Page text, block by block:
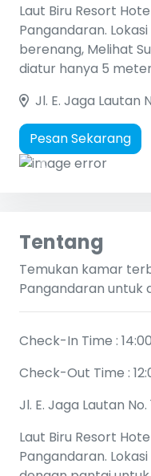
Laut Biru Resort
Pangandaran.
berenang, Melihat
diatur hanya 5
Jl. E. Jaga Lautan
Pesan Sekarang
Previous
Tentang
Temukan kamar
Pangandaran untuk
Check-In Time :
Check-Out Time :
Jl. E. Jaga Lautan
Laut Biru Resort
Pangandaran.